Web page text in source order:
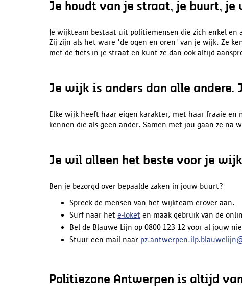
Je houdt van je straat, je buurt,
Je wijkteam bestaat uit politiemensen die zich enkel
Zij zijn als het ware 'de ogen en oren' van je wijk. Ze
met de fiets in je straat en kunt ze dan ook altijd
Je wijk is anders dan alle andere.
Elke wijk heeft haar eigen karakter, met haar fraaie
kennen die als geen ander. Samen met jou gaan ze na
Je wil alleen het beste voor je
Ben je bezorgd over bepaalde zaken in jouw buurt?
Spreek de mensen van het wijkteam erover aan.
Surf naar het e-loket en maak gebruik van de
Bel de Blauwe Lijn op 0800 123 12 voor al jouw
Stuur een mail naar
Politiezone Antwerpen is altijd